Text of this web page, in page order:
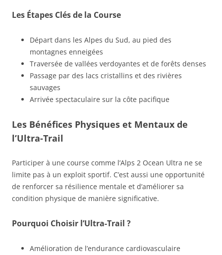
Les Étapes Clés de la Course
Départ dans les Alpes du Sud, au pied des
montagnes enneigées
Traversée de vallées verdoyantes et de forêts denses
Passage par des lacs cristallins et des rivières
sauvages
Arrivée spectaculaire sur la côte pacifique
Les Bénéfices Physiques et Mentaux de
l’Ultra-Trail
Participer à une course comme l’Alps 2 Ocean Ultra ne se
limite pas à un exploit sportif. C’est aussi une opportunité
de renforcer sa résilience mentale et d’améliorer sa
condition physique de manière significative.
Pourquoi Choisir l’Ultra-Trail ?
Amélioration de l’endurance cardiovasculaire